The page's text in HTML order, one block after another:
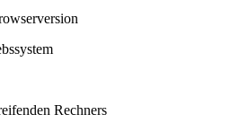
Rechners